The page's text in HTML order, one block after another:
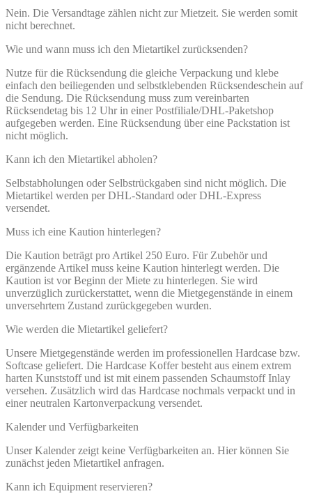
Nein. Die Versandtage zählen nicht zur Mietzeit. Sie werden somit
nicht berechnet.
Wie und wann muss ich den Mietartikel zurücksenden?
Nutze für die Rücksendung die gleiche Verpackung und klebe
einfach den beiliegenden und selbstklebenden Rücksendeschein auf
die Sendung. Die Rücksendung muss zum vereinbarten
Rücksendetag bis 12 Uhr in einer Postfiliale/DHL-Paketshop
aufgegeben werden. Eine Rücksendung über eine Packstation ist
nicht möglich.
Kann ich den Mietartikel abholen?
Selbstabholungen oder Selbstrückgaben sind nicht möglich. Die
Mietartikel werden per DHL-Standard oder DHL-Express
versendet.
Muss ich eine Kaution hinterlegen?
Die Kaution beträgt pro Artikel 250 Euro. Für Zubehör und
ergänzende Artikel muss keine Kaution hinterlegt werden. Die
Kaution ist vor Beginn der Miete zu hinterlegen. Sie wird
unverzüglich zurückerstattet, wenn die Mietgegenstände in einem
unversehrtem Zustand zurückgegeben wurden.
Wie werden die Mietartikel geliefert?
Unsere Mietgegenstände werden im professionellen Hardcase bzw.
Softcase geliefert. Die Hardcase Koffer besteht aus einem extrem
harten Kunststoff und ist mit einem passenden Schaumstoff Inlay
versehen. Zusätzlich wird das Hardcase nochmals verpackt und in
einer neutralen Kartonverpackung versendet.
Kalender und Verfügbarkeiten
Unser Kalender zeigt keine Verfügbarkeiten an. Hier können Sie
zunächst jeden Mietartikel anfragen.
Kann ich Equipment reservieren?